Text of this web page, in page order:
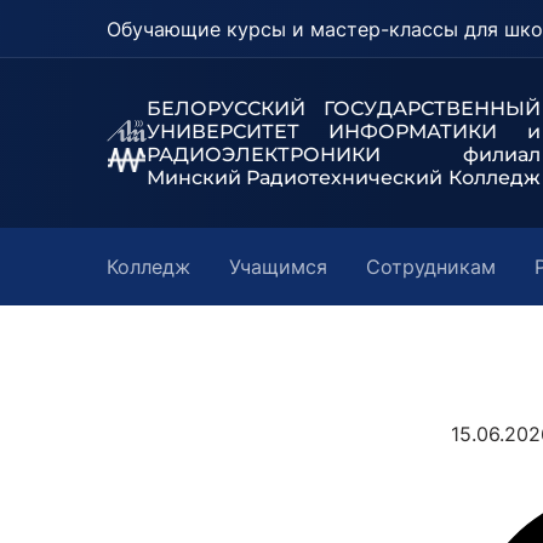
Обучающие курсы и мастер-классы для
БЕЛОРУССКИЙ ГОСУДАРСТВЕННЫЙ
УНИВЕРСИТЕТ ИНФОРМАТИКИ и
РАДИОЭЛЕКТРОНИКИ филиал
Минский Радиотехнический Колледж
Колледж Учащимся Сотрудникам